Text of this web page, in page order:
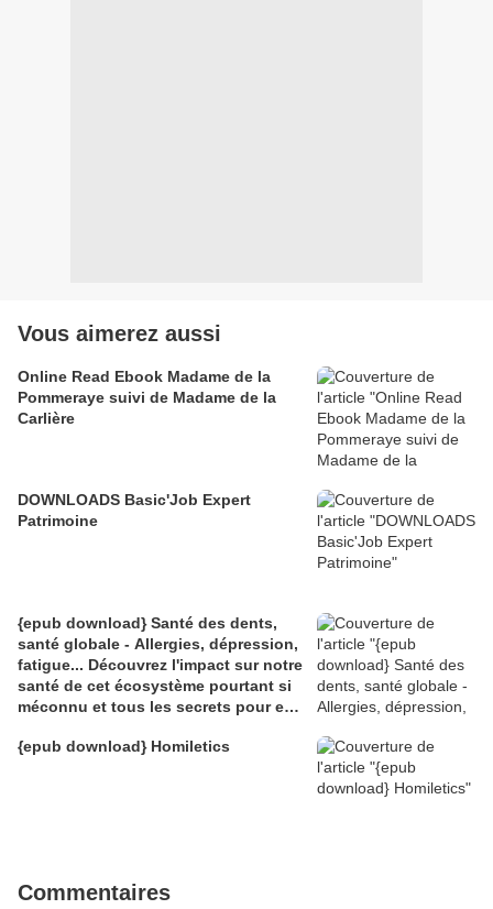
Vous aimerez aussi
Online Read Ebook Madame de la
Pommeraye suivi de Madame de la
Carlière
DOWNLOADS Basic'Job Expert
Patrimoine
{epub download} Santé des dents,
santé globale - Allergies, dépression,
fatigue... Découvrez l'impact sur notre
santé de cet écosystème pourtant si
méconnu et tous les secrets pour en
{epub download} Homiletics
Commentaires